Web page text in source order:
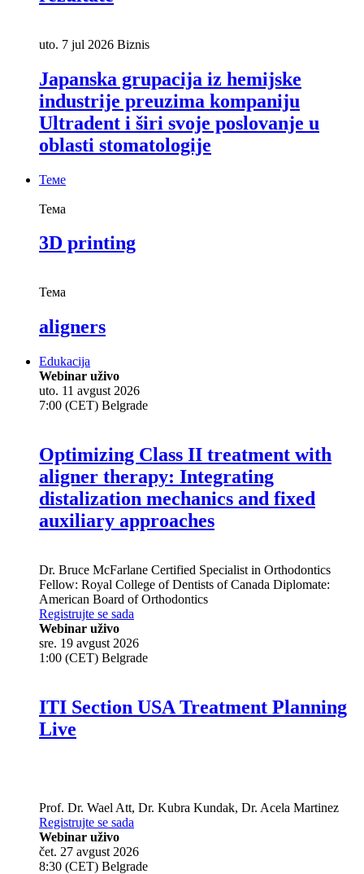
rezultate
Japanska grupacija iz hemijske
industrije preuzima kompaniju
Ultradent i širi svoje poslovanje u
oblasti stomatologije
3D printing
aligners
Edukacija
Webinar uživo
uto. 11 avgust 2026
Optimizing Class II treatment with
aligner therapy: Integrating
distalization mechanics and fixed
auxiliary approaches
Dr.Bruce McFarlaneCertified Specialist in Orthodontics
Fellow: Royal College of Dentists of Canada Diplomate:
American Board of Orthodontics
Registrujte se sada
Webinar uživo
sre. 19 avgust 2026
ITI Section USA Treatment Planning
Live
Prof. Dr.Wael Att,
Registrujte se sada
Webinar uživo
čet. 27 avgust 2026